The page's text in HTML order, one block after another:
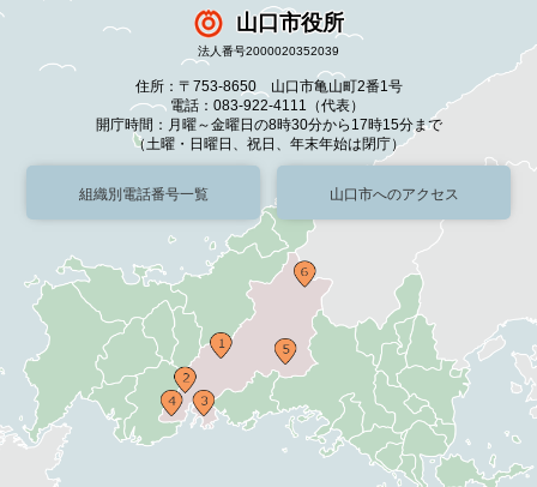
山口市役所
法人番号2000020352039
住所：〒753-8650 山口市亀山町2番1号
電話：083-922-4111（代表）
開庁時間：月曜～金曜日の8時30分から17時15分まで
（土曜・日曜日、祝日、年末年始は閉庁）
組織別電話番号一覧 山口市へのアクセス